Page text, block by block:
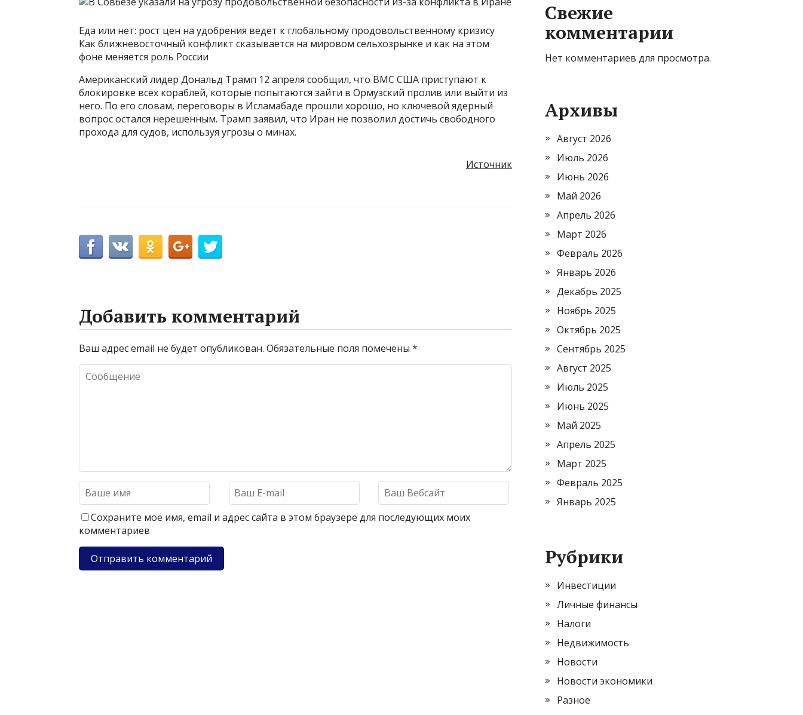
Еда или нет: рост цен на удобрения ведет к глобальному продовольственному кризису
Как ближневосточный конфликт сказывается на мировом сельхозрынке и как на этом
фоне меняется роль России
Американский лидер Дональд Трамп 12 апреля сообщил, что ВМС США приступают к
блокировке всех кораблей, которые попытаются зайти в Ормузский пролив или выйти из
него. По его словам, переговоры в Исламабаде прошли хорошо, но ключевой ядерный
вопрос остался нерешенным. Трамп заявил, что Иран не позволил достичь свободного
прохода для судов, используя угрозы о минах.
Источник
Добавить комментарий
Ваш адрес email не будет опубликован. Обязательные поля помечены *
Сохраните моё имя, email и адрес сайта в этом браузере для последующих моих
комментариев
Свежие
комментарии
Нет комментариев для просмотра.
Архивы
Август 2026
Июль 2026
Июнь 2026
Май 2026
Апрель 2026
Март 2026
Февраль 2026
Январь 2026
Декабрь 2025
Ноябрь 2025
Октябрь 2025
Сентябрь 2025
Август 2025
Июль 2025
Июнь 2025
Май 2025
Апрель 2025
Март 2025
Февраль 2025
Январь 2025
Рубрики
Инвестиции
Личные финансы
Налоги
Недвижимость
Новости
Новости экономики
Разное